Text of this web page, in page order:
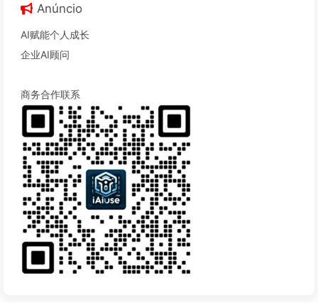
Anúncio
AI赋能个人成长
企业AI顾问
商务合作联系